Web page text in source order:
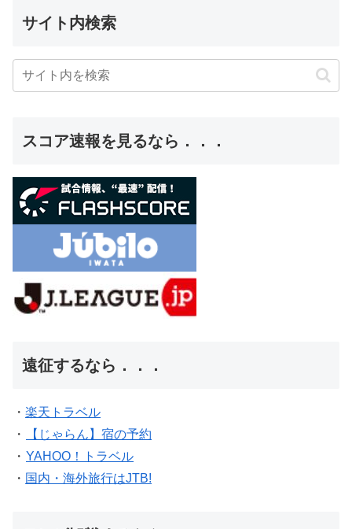
サイト内検索
スコア速報を見るなら．．．
遠征するなら．．．
・ 楽天トラベル
・
【じゃらん】宿の予約
・ YAHOO！トラベル
・ 国内・海外旅行はJTB!